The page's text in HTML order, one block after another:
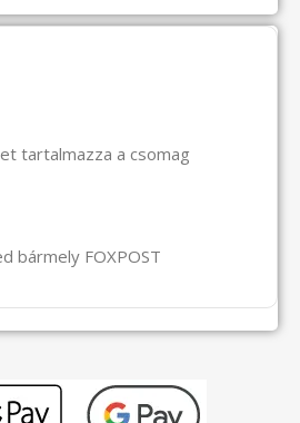
tartalmazza a csomag
bármely FOXPOST